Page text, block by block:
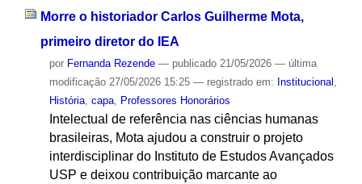
Morre o historiador Carlos Guilherme Mota,
primeiro diretor do IEA
por Fernanda Rezende — publicado21/05/2026 — última
modificação27/05/2026 15:25 — registrado em: Institucional
História, capa, Professores Honorários
Intelectual de referência nas ciências humanas
brasileiras, Mota ajudou a construir o projeto
interdisciplinar do Instituto de Estudos Avançados
USP e deixou contribuição marcante ao